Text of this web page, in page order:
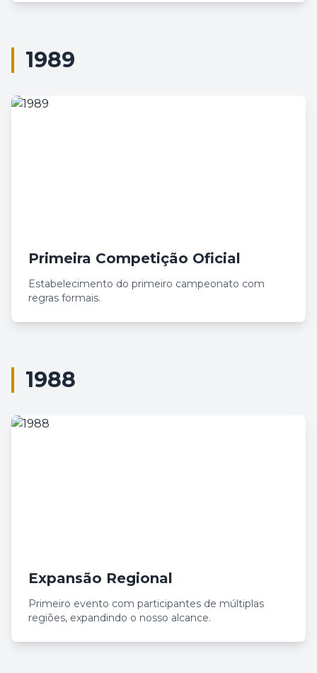
1989
Primeira Competição Oficial
Estabelecimento do primeiro campeonato com
regras formais.
1988
Expansão Regional
Primeiro evento com participantes de múltiplas
regiões, expandindo o nosso alcance.